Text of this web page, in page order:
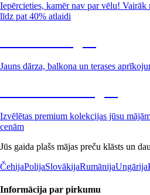
Iepērcieties, kamēr nav par vēlu! Vairāk
līdz pat 40% atlaidi
Jauns dārza, balkona un terases
Izvēlētas premium kolekcijas jūsu
cenām
Jūs gaida plašs mājas preču klāsts un
ČehijaPolijaSlovākijaRumānijaUngārija
Informācija par pirkumu